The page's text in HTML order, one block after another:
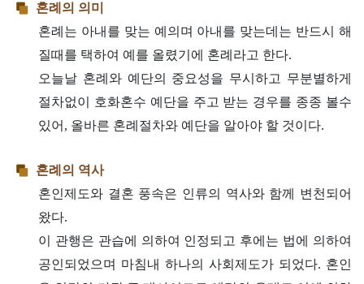
혼례의 의미
혼례는 아내를 맞는 예의며 아내를 맞는데는 반드시 해
질때를 택하여 예를 올렸기에 혼례라고 한다.
오늘날 혼례와 예단의 중요성을 무시하고 무분별하게
절차없이 호화혼수 예단을 주고 받는 경우를 종종 볼수
있어, 올바른 혼례절차와 예단을 알아야 할 것이다.
혼례의 역사
혼인제도와 결혼 풍속은 인류의 역사와 함께 변천되어
왔다.
이 관행은 관습에 의하여 인정되고 후에는 법에 의하여
공인되었으며 마침내 하나의 사회제도가 되었다. 혼인